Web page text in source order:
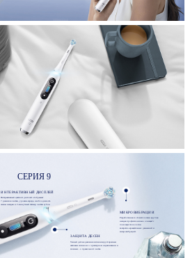
СЕРИЯ 9
ИНТЕРАКТИВНЫЙ ДИСПЛЕЙ
Интерактивный цветной дисплей отображает
7 режимов чистки, уровень заряда, необходимость
смены насадки и 2-минутный таймер чистки зубов.
МИКРОВИБРАЦИИ
Разработанная со стоматологами круглая
насадка профессионально очищает с
помощью технологии
возвратно-вращательных движений и
микровибраций.
ЗАЩИТА ДЕСЕН
Умный датчик давления сигнализирует красным
световым сигналом о чрезмерном надавливании и
зеленым - о правильной чистке.